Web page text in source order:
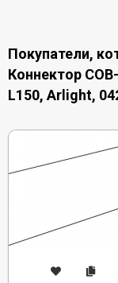
Покупатели,
Коннектор
L150, Arlight,